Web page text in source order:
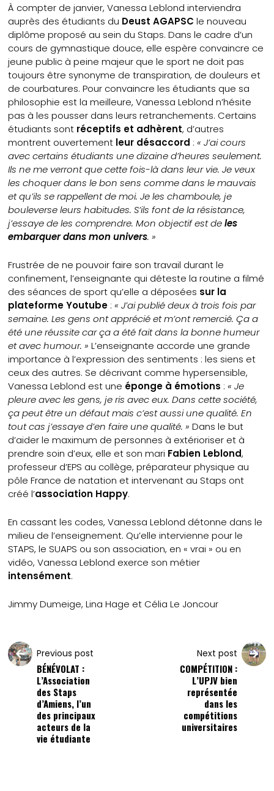
À compter de janvier, Vanessa Leblond interviendra
auprès des étudiants du Deust AGAPSC le nouveau
diplôme proposé au sein du Staps. Dans le cadre d’un
cours de gymnastique douce, elle espère convaincre ce
jeune public à peine majeur que le sport ne doit pas
toujours être synonyme de transpiration, de douleurs et
de courbatures. Pour convaincre les étudiants que sa
philosophie est la meilleure, Vanessa Leblond n’hésite
pas à les pousser dans leurs retranchements. Certains
étudiants sont réceptifs et adhèrent, d’autres
montrent ouvertement leur désaccord :« J’ai cours
avec certains étudiants une dizaine d’heures seulement.
Ils ne me verront que cette fois-là dans leur vie. Je veux
les choquer dans le bon sens comme dans le mauvais
et qu’ils se rappellent de moi. Je les chamboule, je
bouleverse leurs habitudes. S’ils font de la résistance,
j’essaye de les comprendre. Mon objectif est deles
embarquer dans mon univers. »
Frustrée de ne pouvoir faire son travail durant le
confinement, l’enseignante qui déteste la routine a filmé
des séances de sport qu’elle a déposées sur la
plateforme Youtube :« J’ai publié deux à trois fois par
semaine. Les gens ont apprécié et m’ont remercié. Ça a
été une réussite car ça a été fait dans la bonne humeur
et avec humour. » L’enseignante accorde une grande
importance à l’expression des sentiments : les siens et
ceux des autres. Se décrivant comme hypersensible,
Vanessa Leblond est une éponge à émotions :« Je
pleure avec les gens, je ris avec eux. Dans cette société,
ça peut être un défaut mais c’est aussi une qualité. En
tout cas j’essaye d’en faire une qualité. » Dans le but
d’aider le maximum de personnes à extérioriser et à
prendre soin d’eux, elle et son mari Fabien Leblond,
professeur d’EPS au collège, préparateur physique au
pôle France de natation et intervenant au Staps ont
créé l’association Happy.
En cassant les codes, Vanessa Leblond détonne dans le
milieu de l’enseignement. Qu’elle intervienne pour le
STAPS, le SUAPS ou son association, en « vrai » ou en
vidéo, Vanessa Leblond exerce son métier
intensément.
Jimmy Dumeige, Lina Hage et Célia Le Joncour
Previous post
BÉNÉVOLAT :
L’Association
des Staps
d’Amiens, l’un
des principaux
acteurs de la
vie étudiante
Next post
COMPÉTITION :
L’UPJV bien
représentée
dans les
compétitions
universitaires